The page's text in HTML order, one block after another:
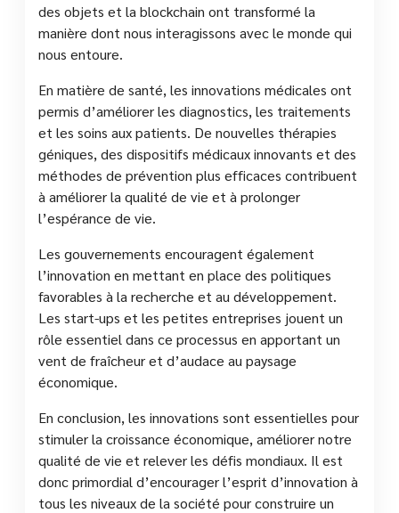
des objets et la blockchain ont transformé la
manière dont nous interagissons avec le monde qui
nous entoure.
En matière de santé, les innovations médicales ont
permis d’améliorer les diagnostics, les traitements
et les soins aux patients. De nouvelles thérapies
géniques, des dispositifs médicaux innovants et des
méthodes de prévention plus efficaces contribuent
à améliorer la qualité de vie et à prolonger
l’espérance de vie.
Les gouvernements encouragent également
l’innovation en mettant en place des politiques
favorables à la recherche et au développement.
Les start-ups et les petites entreprises jouent un
rôle essentiel dans ce processus en apportant un
vent de fraîcheur et d’audace au paysage
économique.
En conclusion, les innovations sont essentielles pour
stimuler la croissance économique, améliorer notre
qualité de vie et relever les défis mondiaux. Il est
donc primordial d’encourager l’esprit d’innovation à
tous les niveaux de la société pour construire un